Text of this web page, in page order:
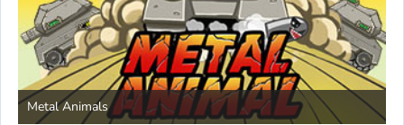
Metal Animals